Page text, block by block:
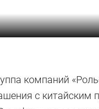
компаний
с